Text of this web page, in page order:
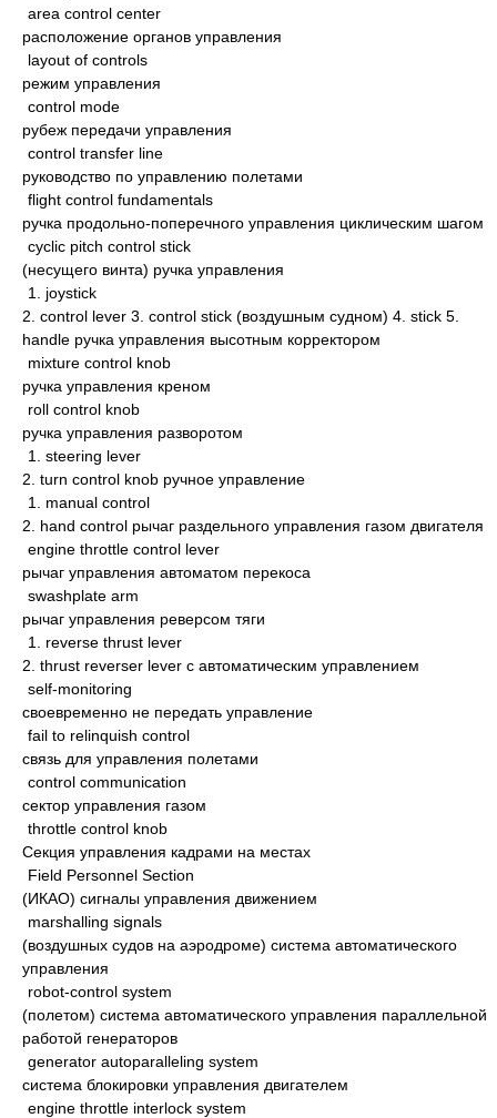
area control center
расположение органов управления
layout of controls
режим управления
control mode
рубеж передачи управления
control transfer line
руководство по управлению полетами
flight control fundamentals
ручка продольно-поперечного управления циклическим шагом
cyclic pitch control stick
(несущего винта) ручка управления
1. joystick
2. control lever 3. control stick (воздушным судном) 4. stick 5.
handle ручка управления высотным корректором
mixture control knob
ручка управления креном
roll control knob
ручка управления разворотом
1. steering lever
2. turn control knob ручное управление
1. manual control
2. hand control рычаг раздельного управления газом двигателя
engine throttle control lever
рычаг управления автоматом перекоса
swashplate arm
рычаг управления реверсом тяги
1. reverse thrust lever
2. thrust reverser lever с автоматическим управлением
self-monitoring
своевременно не передать управление
fail to relinquish control
связь для управления полетами
control communication
сектор управления газом
throttle control knob
Секция управления кадрами на местах
Field Personnel Section
(ИКАО) сигналы управления движением
marshalling signals
(воздушных судов на аэродроме) система автоматического
управления
robot-control system
(полетом) система автоматического управления параллельной
работой генераторов
generator autoparalleling system
система блокировки управления двигателем
engine throttle interlock system